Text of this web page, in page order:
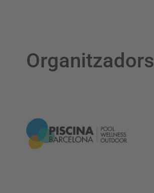
Organitzadors